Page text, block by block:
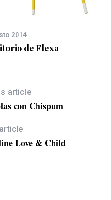
2014
de Flexa
article
con Chispum
Love & Child